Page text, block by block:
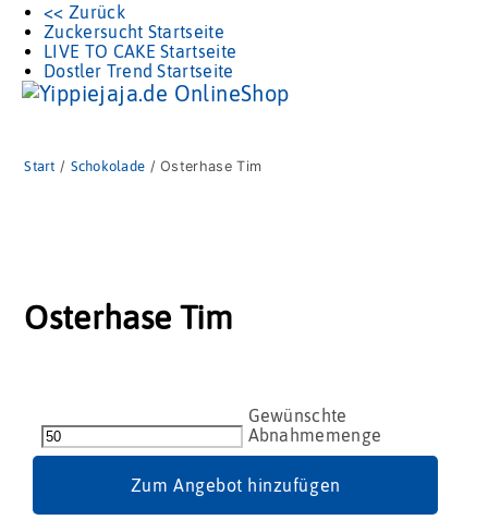
<< Zurück
Zuckersucht Startseite
LIVE TO CAKE Startseite
Dostler Trend Startseite
Start / Schokolade / Osterhase Tim
Osterhase Tim
Tim
Menge
Zum Angebot hinzufügen